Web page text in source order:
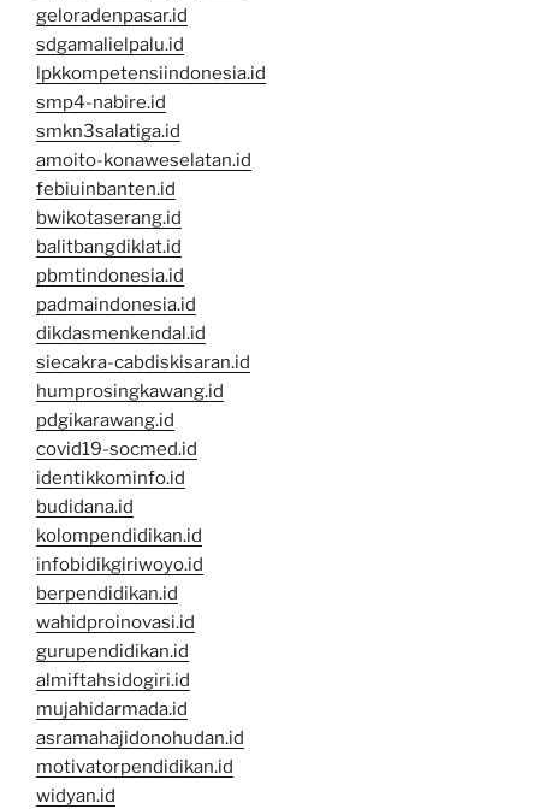
geloradenpasar.id
sdgamalielpalu.id
lpkkompetensiindonesia.id
smp4-nabire.id
smkn3salatiga.id
amoito-konaweselatan.id
febiuinbanten.id
bwikotaserang.id
balitbangdiklat.id
pbmtindonesia.id
padmaindonesia.id
dikdasmenkendal.id
siecakra-cabdiskisaran.id
humprosingkawang.id
pdgikarawang.id
covid19-socmed.id
identikkominfo.id
budidana.id
kolompendidikan.id
infobidikgiriwoyo.id
berpendidikan.id
wahidproinovasi.id
gurupendidikan.id
almiftahsidogiri.id
mujahidarmada.id
asramahajidonohudan.id
motivatorpendidikan.id
widyan.id